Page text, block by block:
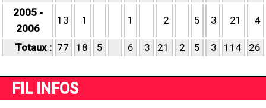
2005 -
2006
13 1 1 2 5 3 21 4
Totaux : 77 18 5 6 3 21 2 5 3 114 26
FIL INFOS